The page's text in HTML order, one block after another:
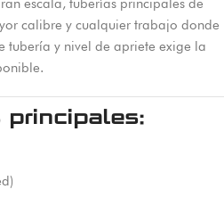
escala, tuberías principales de
calibre y cualquier trabajo donde
tubería y nivel de apriete exige la
principales: